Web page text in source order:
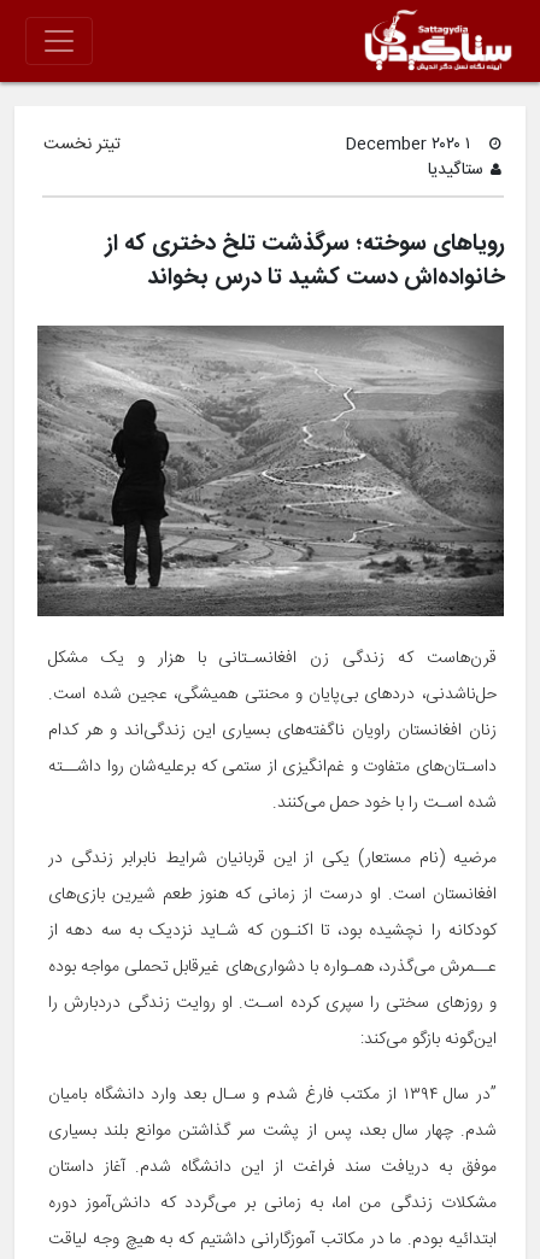
ستاگیدیا
تیتر نخست
رویاهای سوخته؛ سرگذشت تلخ دختری که از
خانواده‌اش دست کشید تا درس بخواند
قرن‌هاست که زندگی زن افغانسـتانی با هزار و یک مشکل
حل‌ناشدنی، دردهای بی‌پایان و محنتی همیشگی، عجین شده است.
زنان افغانستان راویان ناگفته‌های بسیاری این زندگی‌‌اند و هر کدام
داسـتان‌های متفاوت و غم‌انگیزی از ستمی که برعلیه‌شان روا داشــته
شده اسـت را با خود حمل می‌کنند.
مرضیه (نام مستعار) یکی از این قربانیان شرایط نابرابر زندگی در
افغانستان است. او درست از زمانی که هنوز طعم شیرین بازی‏‌های
کودکانه را نچشیده بود، تا اکنـون که شـاید نزدیک به سه دهه از
عــمرش می‌گذرد، همـواره با دشواری‌های غیرقابل تحملی مواجه بوده
و روزهای سختی را سپری کرده اسـت. او روایت زندگی دردبارش را
این‌گونه بازگو می‌کند:
”در سال ۱۳۹۴ از مکتب فارغ شدم و سـال بعد وارد دانشگاه بامیان
شدم. چهار سال بعد، پس از پشت سر گذاشتن موانع بلند بسیاری
موفق به دریافت سند فراغت از این دانشگاه شدم. آغاز داستان
مشکلات زندگی من اما، به زمانی بر می‌گردد که دانش‌آموز دوره
ابتدائیه بودم. ما در مکاتب آموزگارانی داشتیم که به هیچ وجه لیاقت